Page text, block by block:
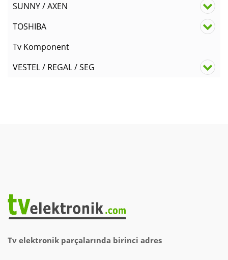
SUNNY / AXEN
TOSHIBA
Tv Komponent
VESTEL / REGAL / SEG
Tv elektronik parçalarında birinci adres